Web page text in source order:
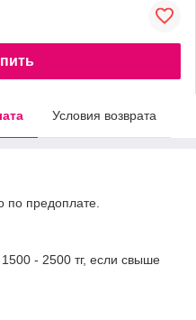
Условия возврата
по предоплате.
- 2500 тг, если свыше